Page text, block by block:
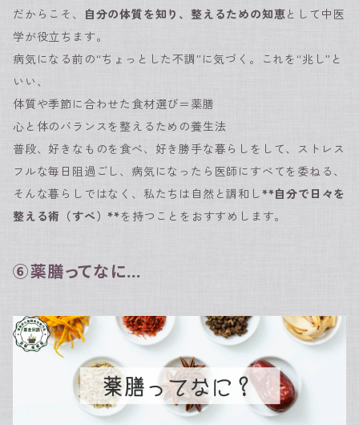
だからこそ、
自分の体質を知り、整えるための知恵として中医
学が役立ちます。
病気になる前の“ちょっとした不調”に気づく。これを“兆し”と
いい、
体質や季節に合わせた食材選び＝薬膳
心と体のバランスを整えるための養生法
普段、好きなものを食べ、好き勝手な暮らしをして、ストレス
フルな毎日阻過ごし、病気になったら医師にすべてを委ねる、
そんな暮らしではなく、私たちは自然と調和し**自分で日々を
整える術（すべ）**を持つことをおすすめします。
⑥薬膳ってなに…